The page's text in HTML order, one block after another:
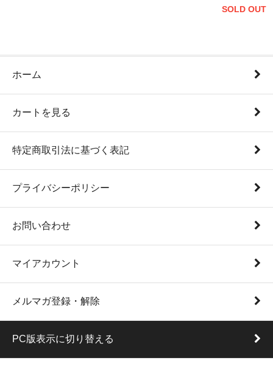
SOLD OUT
ホーム
カートを見る
特定商取引法に基づく表記
プライバシーポリシー
お問い合わせ
マイアカウント
メルマガ登録・解除
PC版表示に切り替える